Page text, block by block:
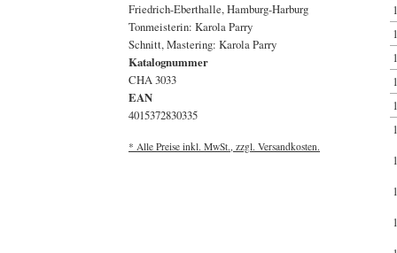
Friedrich-Eberthalle, Hamburg-Harburg
Tonmeisterin: Karola Parry
Schnitt, Mastering: Karola Parry
Katalognummer
CHA 3033
EAN
4015372830335
* Alle Preise inkl. MwSt., zzgl. Versandkosten.